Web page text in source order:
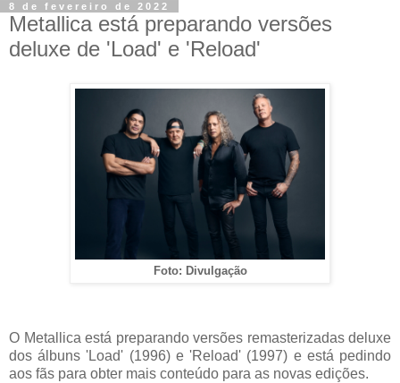
8 de fevereiro de 2022
Metallica está preparando versões
deluxe de 'Load' e 'Reload'
Foto: Divulgação
O Metallica está preparando versões remasterizadas deluxe
dos álbuns 'Load' (1996) e 'Reload' (1997) e está pedindo
aos fãs para obter mais conteúdo para as novas edições.